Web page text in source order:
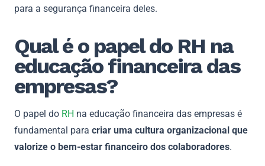
para a segurança financeira deles.
Qual é o papel do RH na
educação financeira das
empresas?
O papel do RH na educação financeira das empresas é
fundamental para criar uma cultura organizacional que
valorize o bem-estar financeiro dos colaboradores.